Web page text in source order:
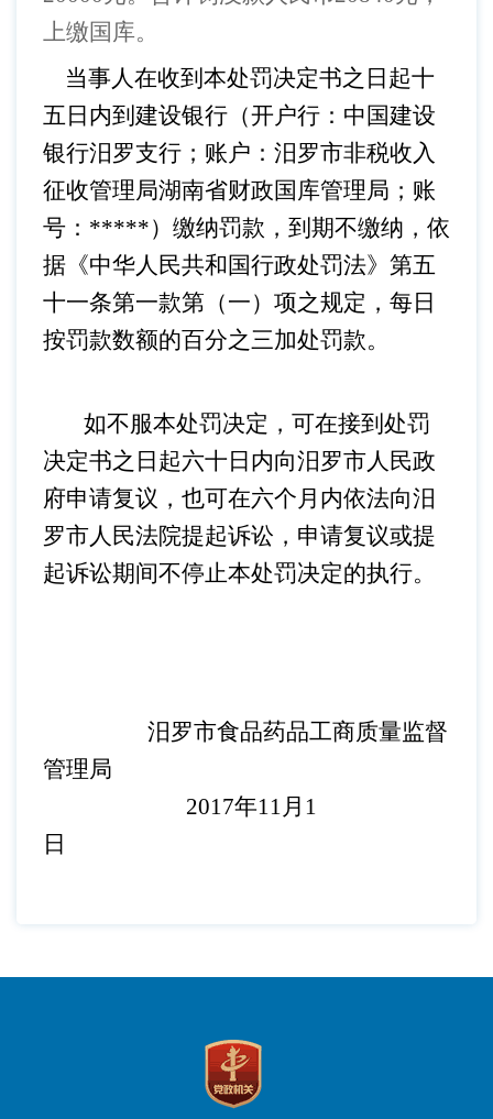
上缴国库。
当事人在收到本处罚决定书之日起十
五日内到建设银行（开户行：中国建设
银行汨罗支行；账户：汨罗市非税收入
征收管理局湖南省财政国库管理局；账
号： *****）缴纳罚款，到期不缴纳，依
据《中华人民共和国行政处罚法》第五
十一条第一款第（一）项之规定，每日
按罚款数额的百分之三加处罚款。
如不服本处罚决定，可在接到处罚
决定书之日起六十日内向汨罗市人民政
府申请复议，也可在六个月内依法向汨
罗市人民法院提起诉讼，申请复议或提
起诉讼期间不停止本处罚决定的执行。
汨罗市食品药品工商质量监督
管理局
2017年11月1
日